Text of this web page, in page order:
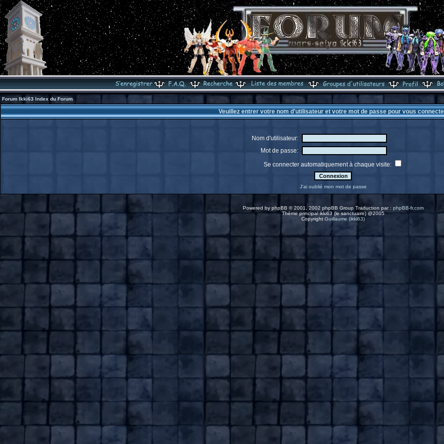
Forum Ikki63 Index du Forum
Veuillez entrer votre nom d'utilisateur et votre mot de passe pour vous
Nom d'utilisateur:
Mot de passe:
Se connecter automatiquement à chaque visite:
J'ai oublié mon mot de passe
Powered by phpBB © 2001, 2002 phpBB Group Traduction par : phpBB-fr.com
Thème principal ikki63 (le sanctuaire) @2005
Copyright Guillaume (ikki63)